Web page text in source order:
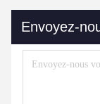
Envoyez-